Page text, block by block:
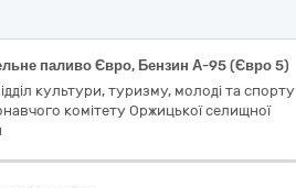
паливо Євро, Бензин А-95 (Євро 5)
культури, туризму, молоді та спорту
комітету Оржицької селищної